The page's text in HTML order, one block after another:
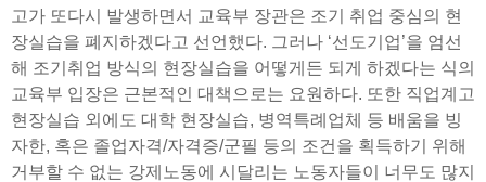
고가 또다시 발생하면서 교육부 장관은 조기 취업 중심의 현
장실습을 폐지하겠다고 선언했다. 그러나 ‘선도기업’을 엄선
해 조기취업 방식의 현장실습을 어떻게든 되게 하겠다는 식의
교육부 입장은 근본적인 대책으로는 요원하다. 또한 직업계고
현장실습 외에도 대학 현장실습, 병역특례업체 등 배움을 빙
자한, 혹은 졸업자격/자격증/군필 등의 조건을 획득하기 위해
거부할 수 없는 강제노동에 시달리는 노동자들이 너무도 많지